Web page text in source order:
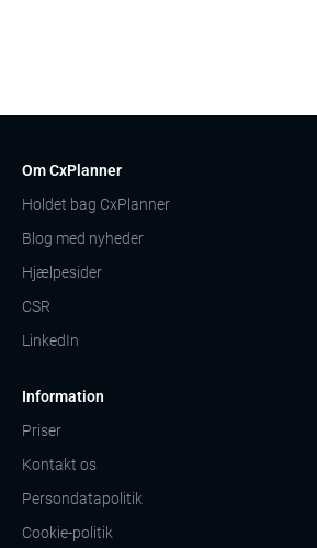
Om CxPlanner
Holdet bag CxPlanner
Blog med nyheder
Hjælpesider
CSR
LinkedIn
Information
Priser
Kontakt os
Persondatapolitik
Cookie-politik